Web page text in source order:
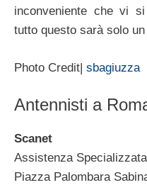
inconveniente che vi
tutto questo sarà solo
Photo Credit| sbagiuzza
Antennisti a
Scanet
Assistenza
Piazza Palombara